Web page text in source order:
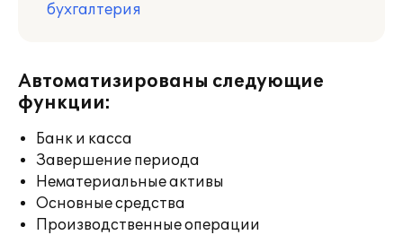
бухгалтерия
Автоматизированы следующие
функции:
Банк и касса
Завершение периода
Нематериальные активы
Основные средства
Производственные операции